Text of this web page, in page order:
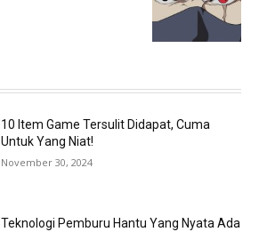
10 Item Game Tersulit Didapat, Cuma
Untuk Yang Niat!
November 30, 2024
Teknologi Pemburu Hantu Yang Nyata Ada